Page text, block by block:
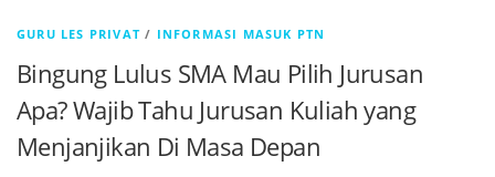
GURU LES PRIVAT / INFORMASI MASUK PTN
Bingung Lulus SMA Mau Pilih Jurusan
Apa? Wajib Tahu Jurusan Kuliah yang
Menjanjikan Di Masa Depan